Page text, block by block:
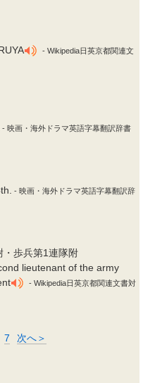
- Wikipedia日英京都関連文
- 映画・海外ドラマ英語字幕翻訳辞書
- 映画・海外ドラマ英語字幕翻訳辞
歩兵第1連隊附
lieutenant of the army
- Wikipedia日英京都関連文書対
7 次へ＞